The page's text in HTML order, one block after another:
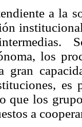
a la
los
gran
que los
a